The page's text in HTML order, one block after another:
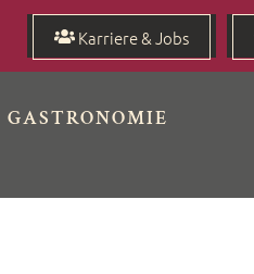
Karriere & Jobs
GASTRONOMIE